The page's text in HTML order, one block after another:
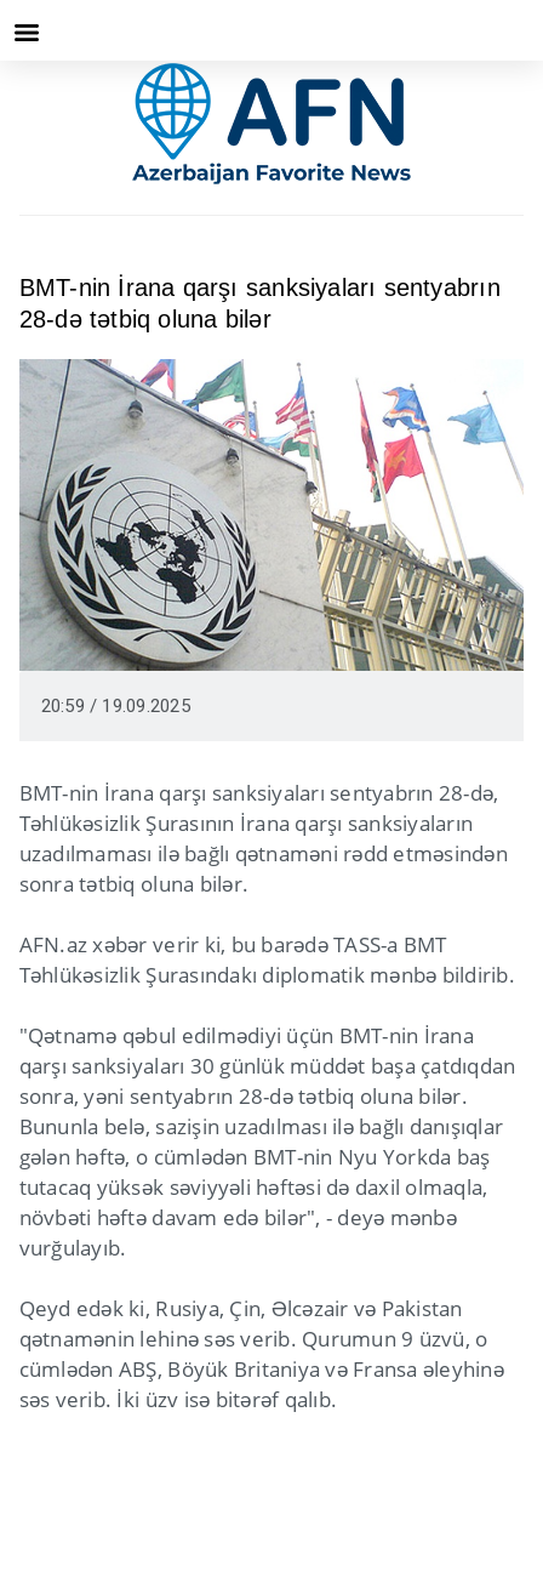
BMT-nin İrana qarşı sanksiyaları sentyabrın
28-də tətbiq oluna bilər
20:59 / 19.09.2025
BMT-nin İrana qarşı sanksiyaları sentyabrın 28-də,
Təhlükəsizlik Şurasının İrana qarşı sanksiyaların
uzadılmaması ilə bağlı qətnaməni rədd etməsindən
sonra tətbiq oluna bilər.
AFN.az xəbər verir ki, bu barədə TASS-a BMT
Təhlükəsizlik Şurasındakı diplomatik mənbə bildirib.
"Qətnamə qəbul edilmədiyi üçün BMT-nin İrana
qarşı sanksiyaları 30 günlük müddət başa çatdıqdan
sonra, yəni sentyabrın 28-də tətbiq oluna bilər.
Bununla belə, sazişin uzadılması ilə bağlı danışıqlar
gələn həftə, o cümlədən BMT-nin Nyu Yorkda baş
tutacaq yüksək səviyyəli həftəsi də daxil olmaqla,
növbəti həftə davam edə bilər", - deyə mənbə
vurğulayıb.
Qeyd edək ki, Rusiya, Çin, Əlcəzair və Pakistan
qətnamənin lehinə səs verib. Qurumun 9 üzvü, o
cümlədən ABŞ, Böyük Britaniya və Fransa əleyhinə
səs verib. İki üzv isə bitərəf qalıb.